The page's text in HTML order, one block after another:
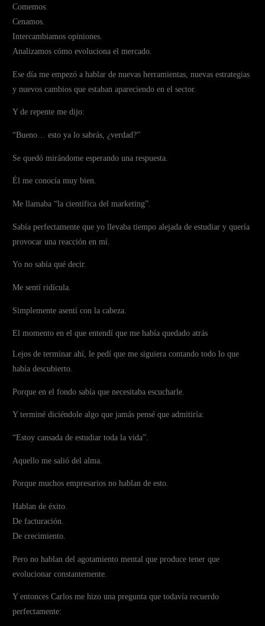
Comemos.
Cenamos.
Intercambiamos opiniones.
Analizamos cómo evoluciona el mercado.
Ese día me empezó a hablar de nuevas herramientas, nuevas estrategias
y nuevos cambios que estaban apareciendo en el sector.
Y de repente me dijo:
“Bueno… esto ya lo sabrás, ¿verdad?”
Se quedó mirándome esperando una respuesta.
Él me conocía muy bien.
Me llamaba “la científica del marketing”.
Sabía perfectamente que yo llevaba tiempo alejada de estudiar y quería
provocar una reacción en mí.
Yo no sabía qué decir.
Me sentí ridícula.
Simplemente asentí con la cabeza.
El momento en el que entendí que me había quedado atrás
Lejos de terminar ahí, le pedí que me siguiera contando todo lo que
había descubierto.
Porque en el fondo sabía que necesitaba escucharle.
Y terminé diciéndole algo que jamás pensé que admitiría:
“Estoy cansada de estudiar toda la vida”.
Aquello me salió del alma.
Porque muchos empresarios no hablan de esto.
Hablan de éxito.
De facturación.
De crecimiento.
Pero no hablan del agotamiento mental que produce tener que
evolucionar constantemente.
Y entonces Carlos me hizo una pregunta que todavía recuerdo
perfectamente: